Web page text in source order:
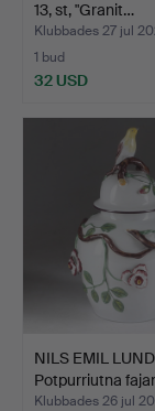
13, st, "Granit…
Klubbades 27 jul
1 bud
32 USD
NILS EMIL
Potpurriutna
Klubbades 26 jul